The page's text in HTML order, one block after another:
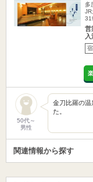
多
JR
営
入
50代～
男性
金刀比羅の温
た。
関連情報から探す